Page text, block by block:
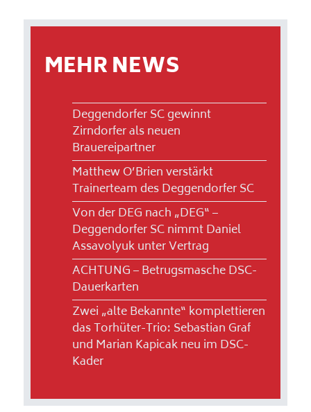
MEHR NEWS
Deggendorfer SC gewinnt
Zirndorfer als neuen
Brauereipartner
Matthew O’Brien verstärkt
Trainerteam des Deggendorfer SC
Von der DEG nach „DEG“ –
Deggendorfer SC nimmt Daniel
Assavolyuk unter Vertrag
ACHTUNG – Betrugsmasche DSC-
Dauerkarten
Zwei „alte Bekannte“ komplettieren
das Torhüter-Trio: Sebastian Graf
und Marian Kapicak neu im DSC-
Kader